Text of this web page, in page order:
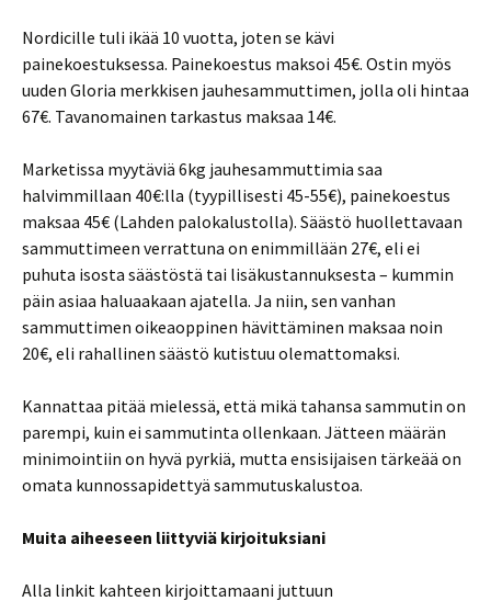
Nordicille tuli ikää 10 vuotta, joten se kävi
painekoestuksessa. Painekoestus maksoi 45€. Ostin myös
uuden Gloria merkkisen jauhesammuttimen, jolla oli hintaa
67€. Tavanomainen tarkastus maksaa 14€.
Marketissa myytäviä 6kg jauhesammuttimia saa
halvimmillaan 40€:lla (tyypillisesti 45-55€), painekoestus
maksaa 45€ (Lahden palokalustolla). Säästö huollettavaan
sammuttimeen verrattuna on enimmillään 27€, eli ei
puhuta isosta säästöstä tai lisäkustannuksesta – kummin
päin asiaa haluaakaan ajatella. Ja niin, sen vanhan
sammuttimen oikeaoppinen hävittäminen maksaa noin
20€, eli rahallinen säästö kutistuu olemattomaksi.
Kannattaa pitää mielessä, että mikä tahansa sammutin on
parempi, kuin ei sammutinta ollenkaan. Jätteen määrän
minimointiin on hyvä pyrkiä, mutta ensisijaisen tärkeää on
omata kunnossapidettyä sammutuskalustoa.
Muita aiheeseen liittyviä kirjoituksiani
Alla linkit kahteen kirjoittamaani juttuun